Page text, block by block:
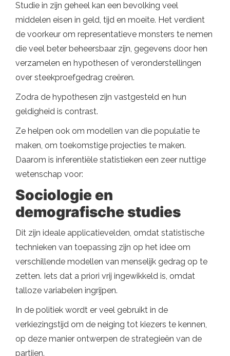
Studie in zijn geheel kan een bevolking veel
middelen eisen in geld, tijd en moeite. Het verdient
de voorkeur om representatieve monsters te nemen
die veel beter beheersbaar zijn, gegevens door hen
verzamelen en hypothesen of veronderstellingen
over steekproefgedrag creëren.
Zodra de hypothesen zijn vastgesteld en hun
geldigheid is contrast.
Ze helpen ook om modellen van die populatie te
maken, om toekomstige projecties te maken.
Daarom is inferentiële statistieken een zeer nuttige
wetenschap voor:
Sociologie en
demografische studies
Dit zijn ideale applicatievelden, omdat statistische
technieken van toepassing zijn op het idee om
verschillende modellen van menselijk gedrag op te
zetten. Iets dat a priori vrij ingewikkeld is, omdat
talloze variabelen ingrijpen.
In de politiek wordt er veel gebruikt in de
verkiezingstijd om de neiging tot kiezers te kennen,
op deze manier ontwerpen de strategieën van de
partijen.